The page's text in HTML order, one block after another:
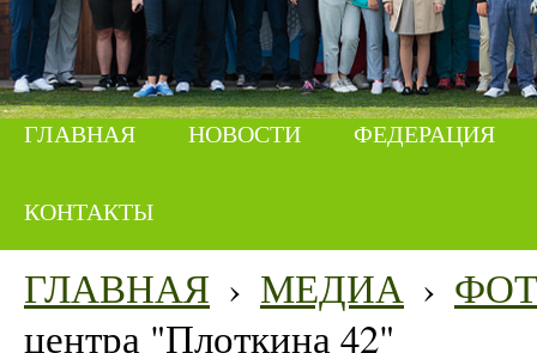
ГЛАВНАЯ НОВОСТИ ФЕДЕРАЦИЯ
КОНТАКТЫ
ГЛАВНАЯ › МЕДИА ›
центра "Плоткина 42"